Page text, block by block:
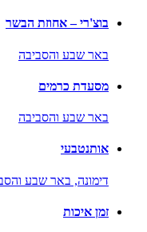
בוצ'רי – אחוזת הבשר
באר שבע והסביבה
מסעדת כרמים
באר שבע והסביבה
אותנטבעי
דימונה, באר שבע
זמן איכות